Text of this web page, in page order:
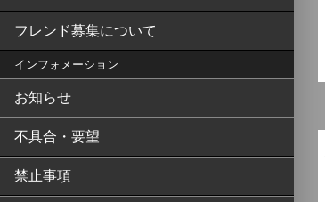
フレンド募集について
インフォメーション
お知らせ
不具合・要望
禁止事項